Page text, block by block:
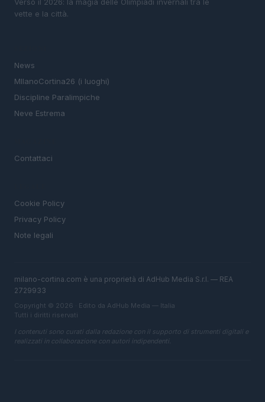
vette e la città.
News
MIlanoCortina26 (i luoghi)
Discipline Paralimpiche
Neve Estrema
Contattaci
Cookie Policy
Privacy Policy
Note legali
milano-cortina.com è una proprietà di AdHub Media S.r.l. — REA
2729933
Copyright © 2026 · Edito da AdHub Media — Italia
Tutti i diritti riservati
I contenuti sono curati dalla redazione con il supporto di strumenti digitali e
realizzati in collaborazione con autori indipendenti.